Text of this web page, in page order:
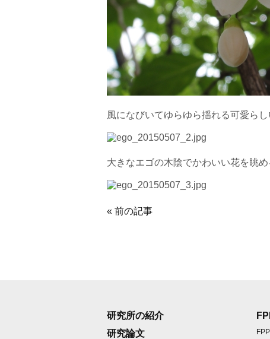
風になびいてゆらゆら揺れる可愛らし
大きなエゴの木陰でかわいい花を眺
« 前の記事
研究所の紹介
研究論文